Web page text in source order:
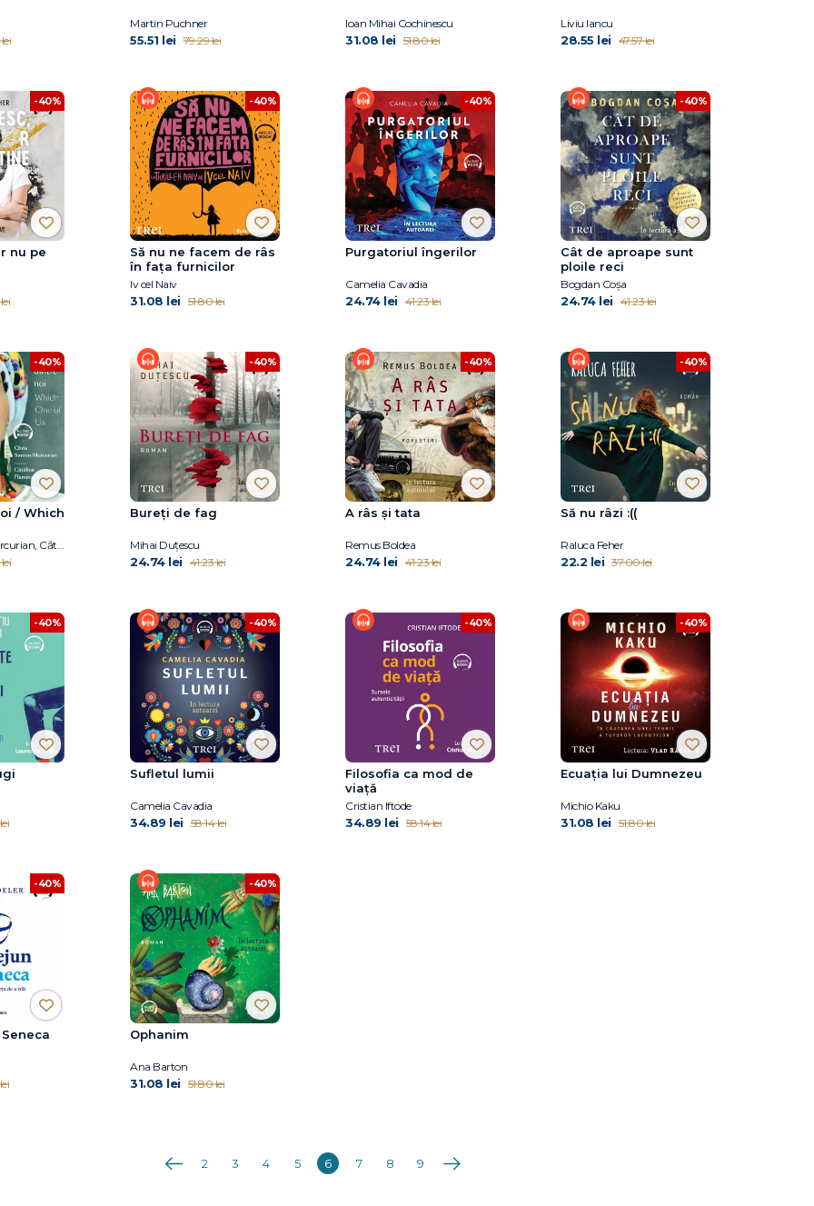
Martin Puchner
55.51 lei 79.29 lei
Ioan Mihai Cochinescu
31.08 lei 51.80 lei
Liviu Iancu
28.55 lei 47.57 lei
-40%
nu pe
-40%
Să nu ne facem de râs
în fața furnicilor
Iv cel Naiv
31.08 lei 51.80 lei
-40%
Purgatoriul îngerilor
Camelia Cavadia
24.74 lei 41.23 lei
-40%
Cât de aproape sunt
ploile reci
Bogdan Coșa
24.74 lei 41.23 lei
-40%
/ Which
Chris Simion - Mercurian, Cătălina Flămînzeanu
-40%
Bureți de fag
Mihai Duțescu
24.74 lei 41.23 lei
-40%
A râs și tata
Remus Boldea
24.74 lei 41.23 lei
-40%
Să nu râzi :((
Raluca Feher
22.2 lei 37.00 lei
-40% -40%
Sufletul lumii
Camelia Cavadia
34.89 lei 58.14 lei
-40%
Filosofia ca mod de
viață
Cristian Iftode
34.89 lei 58.14 lei
-40%
Ecuația lui Dumnezeu
Michio Kaku
31.08 lei 51.80 lei
-40% -40%
Ophanim
Ana Barton
31.08 lei 51.80 lei
Anterioara
2 3 4 5 6 7 8 9 Următoarea